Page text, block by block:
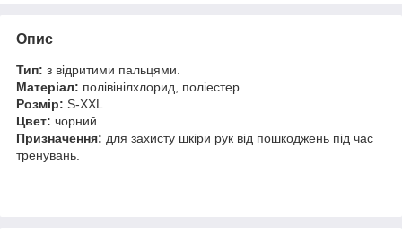
Опис
Тип: з відритими пальцями.
Матеріал: полівінілхлорид, поліестер.
Розмір: S-XXL.
Цвет: чорний.
Призначення: для захисту шкіри рук від пошкоджень під час
тренувань.